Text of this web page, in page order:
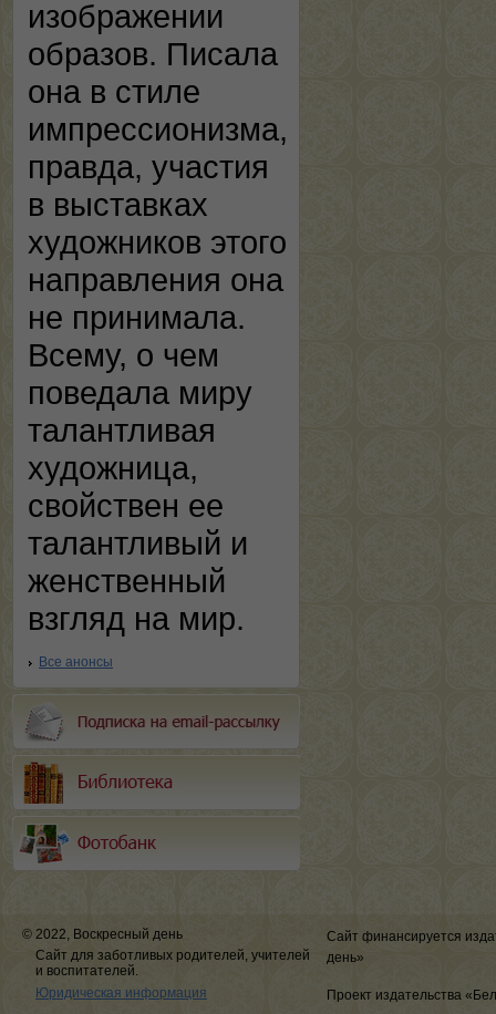
изображении
образов. Писала
она в стиле
импрессионизма,
правда, участия
в выставках
художников этого
направления она
не принимала.
Всему, о чем
поведала миру
талантливая
художница,
свойствен ее
талантливый и
женственный
взгляд на мир.
Все анонсы
© 2022, Воскресный день
Сайт для заботливых родителей, учителей
и воспитателей.
Юридическая информация
Сайт финансируется
день»
Проект издательства